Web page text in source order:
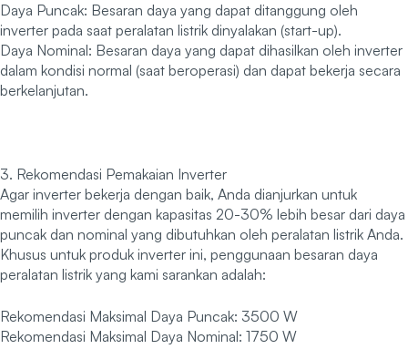
Daya Puncak: Besaran daya yang dapat ditanggung oleh
inverter pada saat peralatan listrik dinyalakan (start-up).
Daya Nominal: Besaran daya yang dapat dihasilkan oleh inverter
dalam kondisi normal (saat beroperasi) dan dapat bekerja secara
berkelanjutan.
3. Rekomendasi Pemakaian Inverter
Agar inverter bekerja dengan baik, Anda dianjurkan untuk
memilih inverter dengan kapasitas 20-30% lebih besar dari daya
puncak dan nominal yang dibutuhkan oleh peralatan listrik Anda.
Khusus untuk produk inverter ini, penggunaan besaran daya
peralatan listrik yang kami sarankan adalah:
Rekomendasi Maksimal Daya Puncak: 3500 W
Rekomendasi Maksimal Daya Nominal: 1750 W